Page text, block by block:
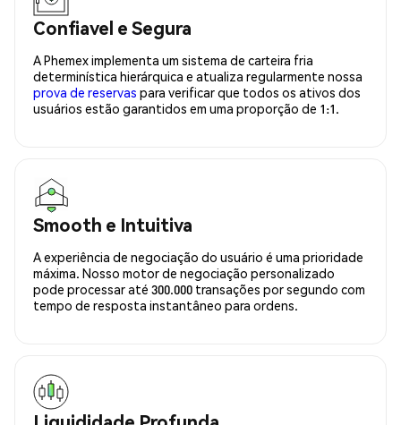
Confiavel e Segura
A Phemex implementa um sistema de carteira fria
determinística hierárquica e atualiza regularmente nossa
prova de reservas para verificar que todos os ativos dos
usuários estão garantidos em uma proporção de 1:1.
Smooth e Intuitiva
A experiência de negociação do usuário é uma prioridade
máxima. Nosso motor de negociação personalizado
pode processar até 300.000 transações por segundo com
tempo de resposta instantâneo para ordens.